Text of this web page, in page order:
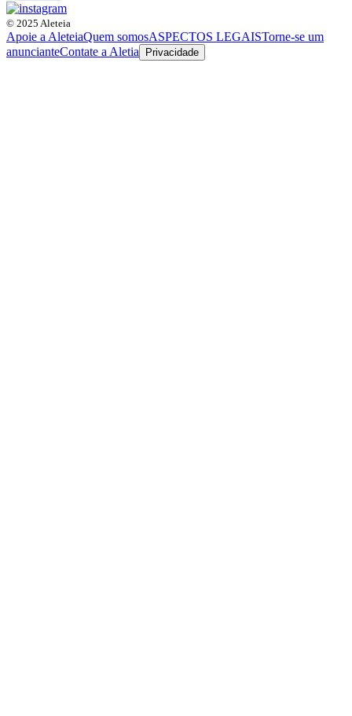
© 2025 Aleteia
Apoie a AleteiaQuem somosASPECTOS LEGAISTorne-se um
anuncianteContate a Aletia Privacidade